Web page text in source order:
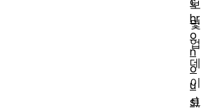
보
및
업
데
이
트
hr
o
n
o
u
s)